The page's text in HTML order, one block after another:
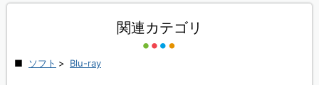
関連カテゴリ
ソフト > Blu-ray